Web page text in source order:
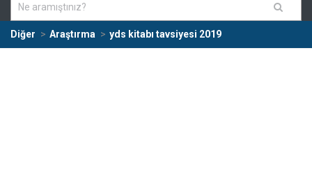
Diğer Araştırma yds kitabı tavsiyesi 2019